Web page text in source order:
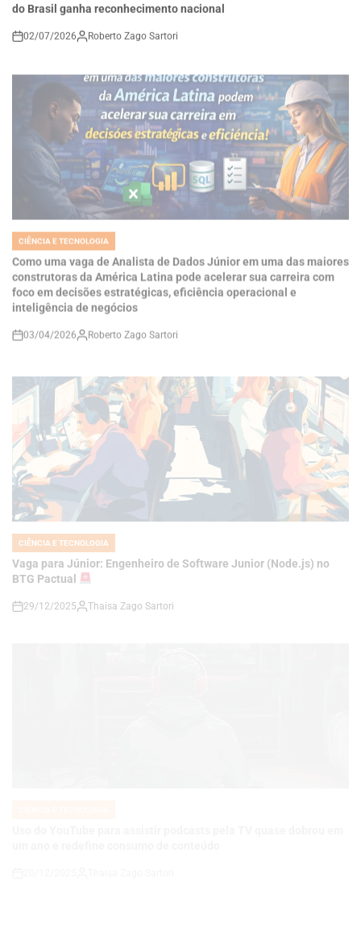
on
02/07/2026 Roberto Zago Sartori
CIÊNCIA E TECNOLOGIA
Como uma vaga de Analista de Dados Júnior em uma das maiores
construtoras da América Latina pode acelerar sua carreira com
foco em decisões estratégicas, eficiência operacional e
inteligência de negócios
on
03/04/2026 Roberto Zago Sartori
POSTED
CIÊNCIA E TECNOLOGIA
Vaga para Júnior: Engenheiro de Software Junior (Node.js) no
BTG Pactual
on
29/12/2025 Thaisa Zago Sartori